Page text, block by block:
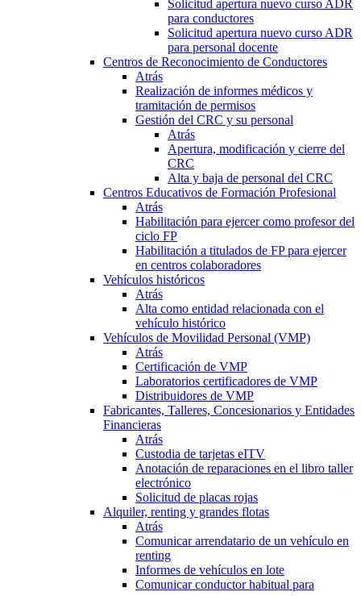
Solicitud apertura nuevo curso ADR
para conductores
Solicitud apertura nuevo curso ADR
para personal docente
Centros de Reconocimiento de Conductores
Atrás
Realización de informes médicos y
tramitación de permisos
Gestión del CRC y su personal
Atrás
Apertura, modificación y cierre del
CRC
Alta y baja de personal del CRC
Centros Educativos de Formación Profesional
Atrás
Habilitación para ejercer como profesor del
ciclo FP
Habilitación a titulados de FP para ejercer
en centros colaboradores
Vehículos históricos
Atrás
Alta como entidad relacionada con el
vehículo histórico
Vehículos de Movilidad Personal (VMP)
Atrás
Certificación de VMP
Laboratorios certificadores de VMP
Distribuidores de VMP
Fabricantes, Talleres, Concesionarios y Entidades
Financieras
Atrás
Custodia de tarjetas eITV
Anotación de reparaciones en el libro taller
electrónico
Solicitud de placas rojas
Alquiler, renting y grandes flotas
Atrás
Comunicar arrendatario de un vehículo en
renting
Informes de vehículos en lote
Comunicar conductor habitual para